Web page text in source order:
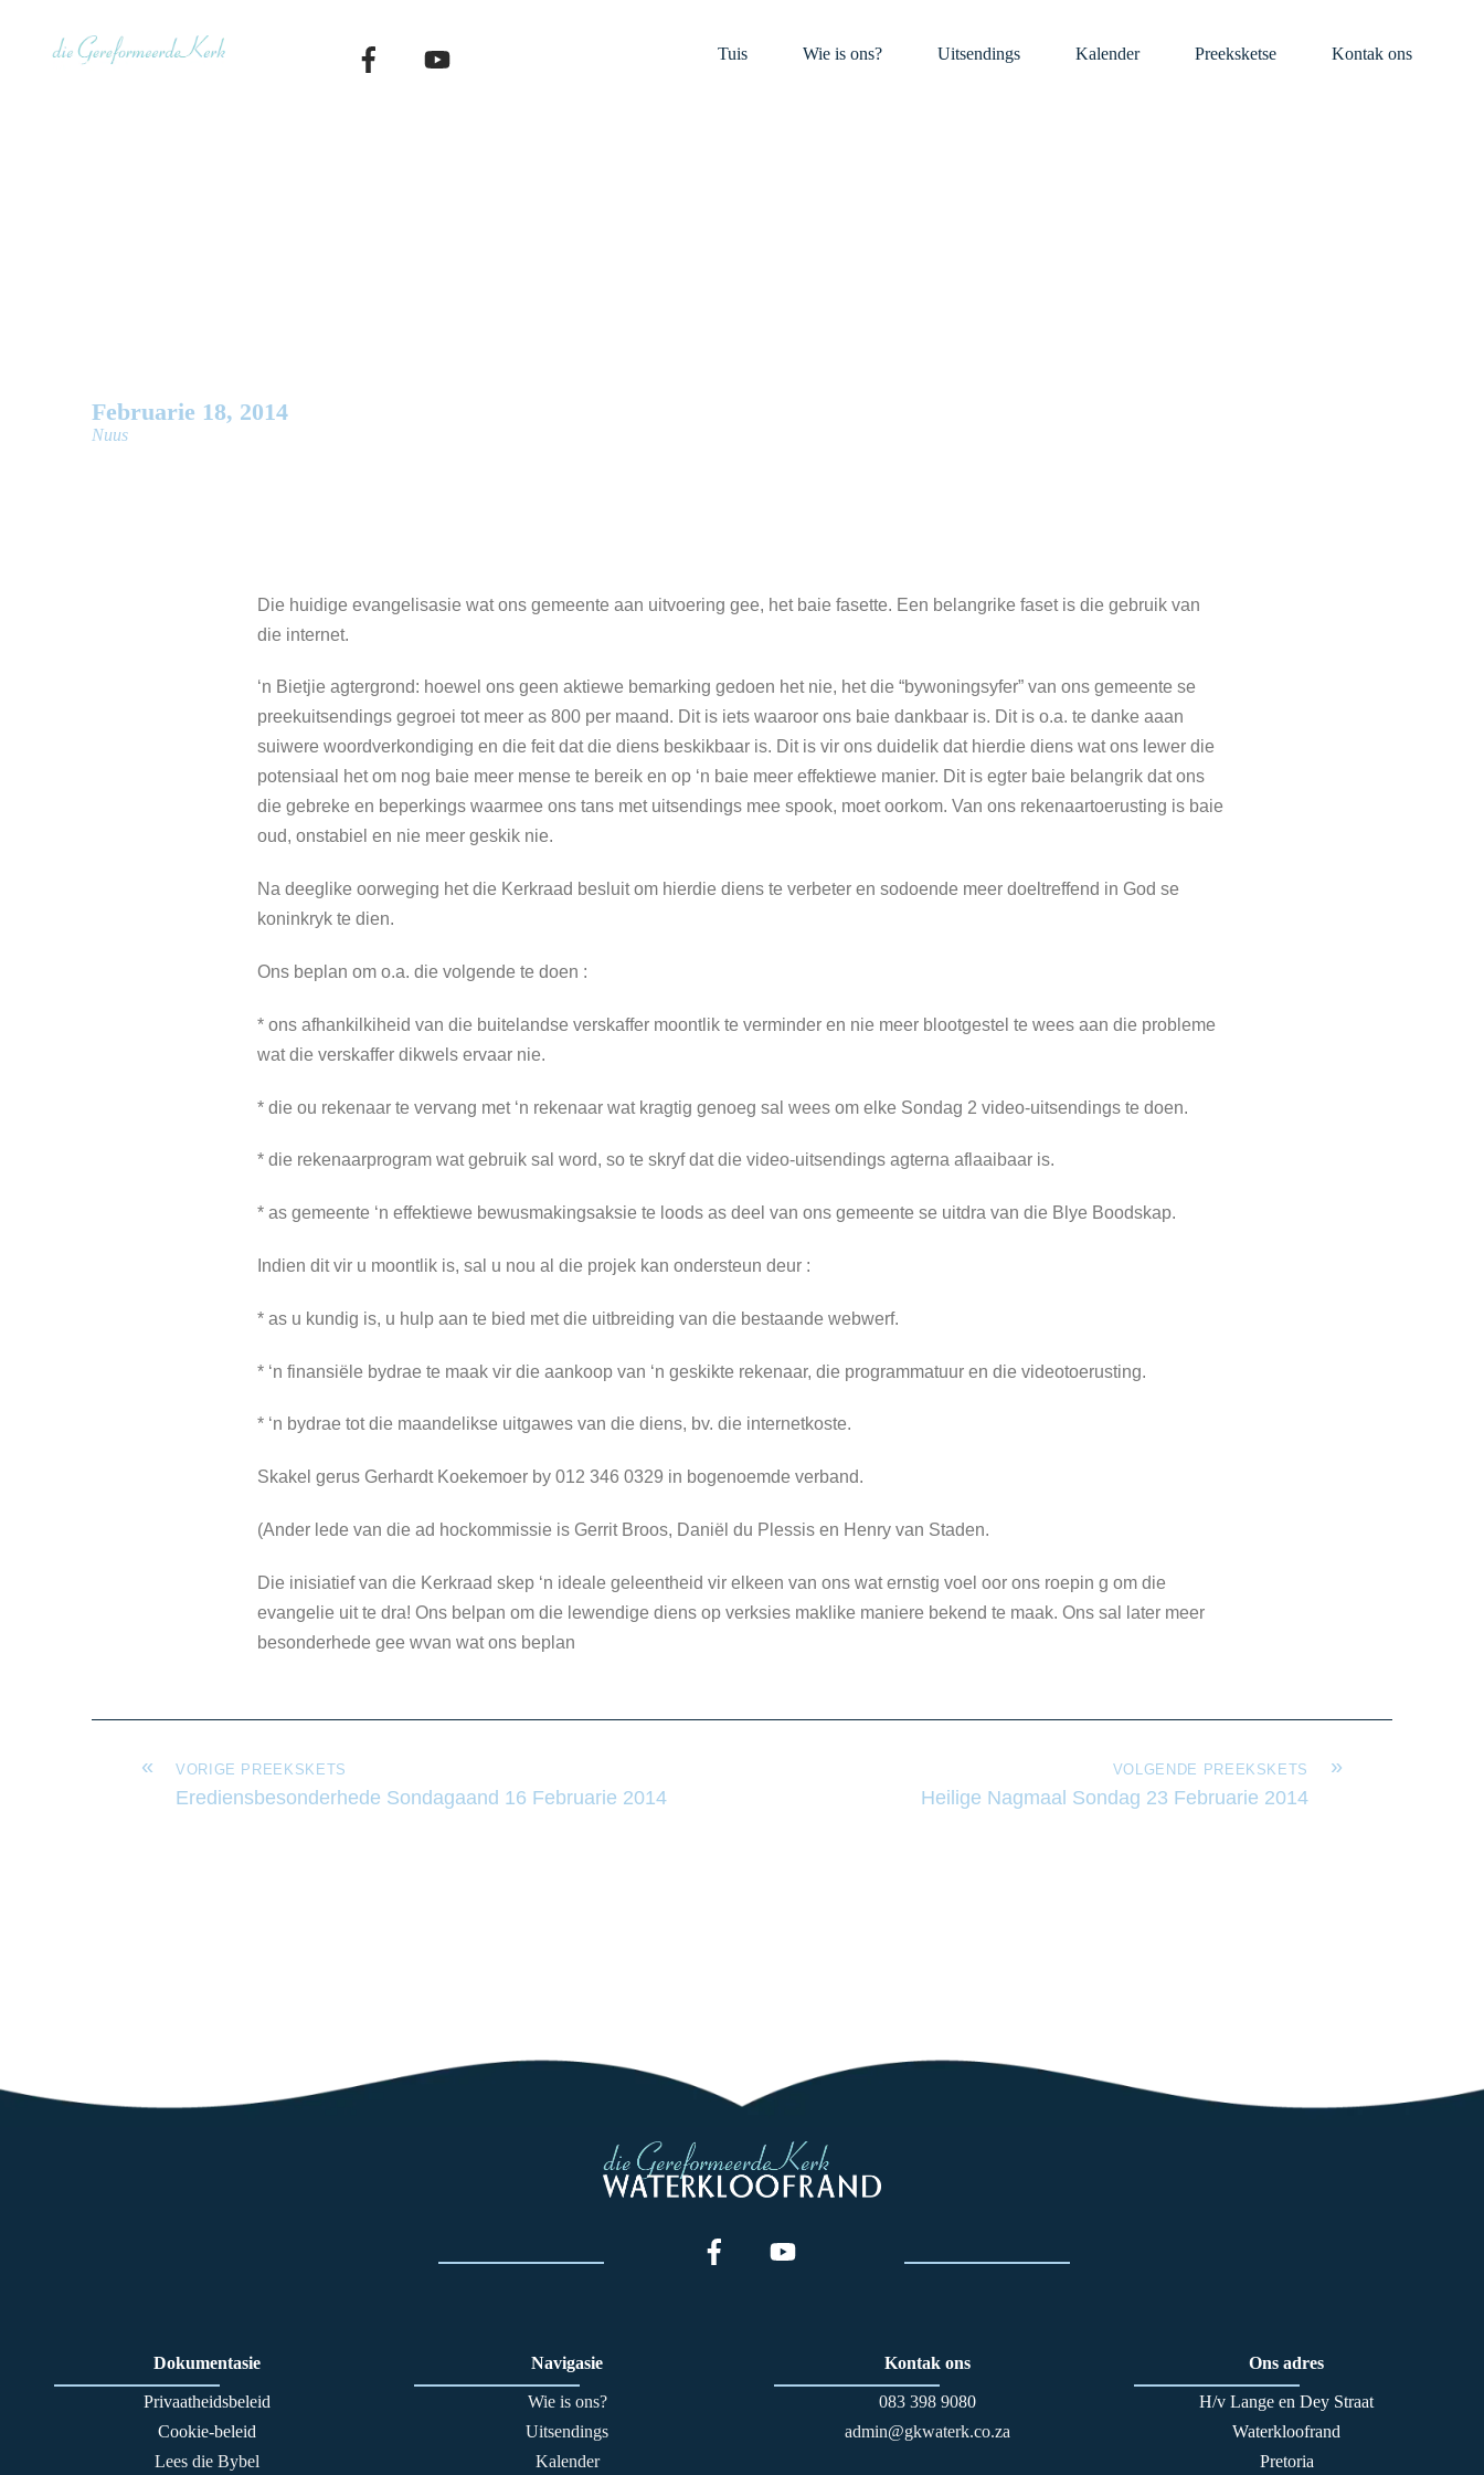
Tuis Wie is ons? Uitsendings Kalender Preeksketse Kontak ons
Februarie 18, 2014
Nuus
Die huidige evangelisasie wat ons gemeente aan uitvoering gee, het baie fasette. Een belangrike faset is die gebruik van
die internet.
‘n Bietjie agtergrond: hoewel ons geen aktiewe bemarking gedoen het nie, het die “bywoningsyfer” van ons gemeente se
preekuitsendings gegroei tot meer as 800 per maand. Dit is iets waaroor ons baie dankbaar is. Dit is o.a. te danke aaan
suiwere woordverkondiging en die feit dat die diens beskikbaar is. Dit is vir ons duidelik dat hierdie diens wat ons lewer die
potensiaal het om nog baie meer mense te bereik en op ‘n baie meer effektiewe manier. Dit is egter baie belangrik dat ons
die gebreke en beperkings waarmee ons tans met uitsendings mee spook, moet oorkom. Van ons rekenaartoerusting is baie
oud, onstabiel en nie meer geskik nie.
Na deeglike oorweging het die Kerkraad besluit om hierdie diens te verbeter en sodoende meer doeltreffend in God se
koninkryk te dien.
Ons beplan om o.a. die volgende te doen :
* ons afhankilkiheid van die buitelandse verskaffer moontlik te verminder en nie meer blootgestel te wees aan die probleme
wat die verskaffer dikwels ervaar nie.
* die ou rekenaar te vervang met ‘n rekenaar wat kragtig genoeg sal wees om elke Sondag 2 video-uitsendings te doen.
* die rekenaarprogram wat gebruik sal word, so te skryf dat die video-uitsendings agterna aflaaibaar is.
* as gemeente ‘n effektiewe bewusmakingsaksie te loods as deel van ons gemeente se uitdra van die Blye Boodskap.
Indien dit vir u moontlik is, sal u nou al die projek kan ondersteun deur :
* as u kundig is, u hulp aan te bied met die uitbreiding van die bestaande webwerf.
* ‘n finansiële bydrae te maak vir die aankoop van ‘n geskikte rekenaar, die programmatuur en die videotoerusting.
* ‘n bydrae tot die maandelikse uitgawes van die diens, bv. die internetkoste.
Skakel gerus Gerhardt Koekemoer by 012 346 0329 in bogenoemde verband.
(Ander lede van die ad hockommissie is Gerrit Broos, Daniël du Plessis en Henry van Staden.
Die inisiatief van die Kerkraad skep ‘n ideale geleentheid vir elkeen van ons wat ernstig voel oor ons roepin g om die
evangelie uit te dra! Ons belpan om die lewendige diens op verksies maklike maniere bekend te maak. Ons sal later meer
besonderhede gee wvan wat ons beplan
« VORIGE PREEKSKETS
Erediensbesonderhede Sondagaand 16 Februarie 2014
»
VOLGENDE PREEKSKETS
Heilige Nagmaal Sondag 23 Februarie 2014
Dokumentasie
Privaatheidsbeleid
Cookie-beleid
Lees die Bybel
Navigasie
Wie is ons?
Uitsendings
Kalender
Kontak ons
083 398 9080
admin@gkwaterk.co.za
Ons adres
H/v Lange en Dey Straat
Waterkloofrand
Pretoria